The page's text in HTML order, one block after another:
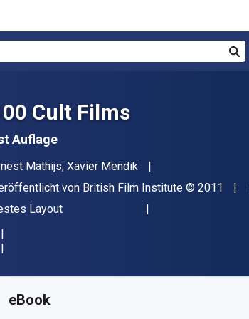
Cult Films
Auflage
Mathijs; Xavier Mendik
von British Film Institute Copyright
© 2011
Layout
eBook